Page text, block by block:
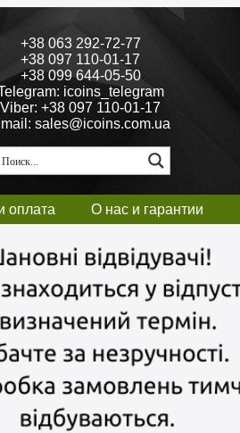
+38 063 292-72-77
+38 097 110-01-17
+38 099 644-05-50
icoins_telegram
Viber: +38 097 110-01-17
sales@icoins.com.ua
оплата О нас и гарантии